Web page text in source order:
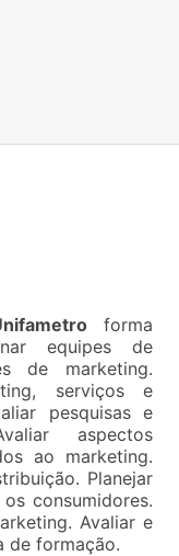
forma
equipes de
de marketing.
serviços e
pesquisas e
aspectos
ao marketing.
Planejar
consumidores.
Avaliar e
de formação.